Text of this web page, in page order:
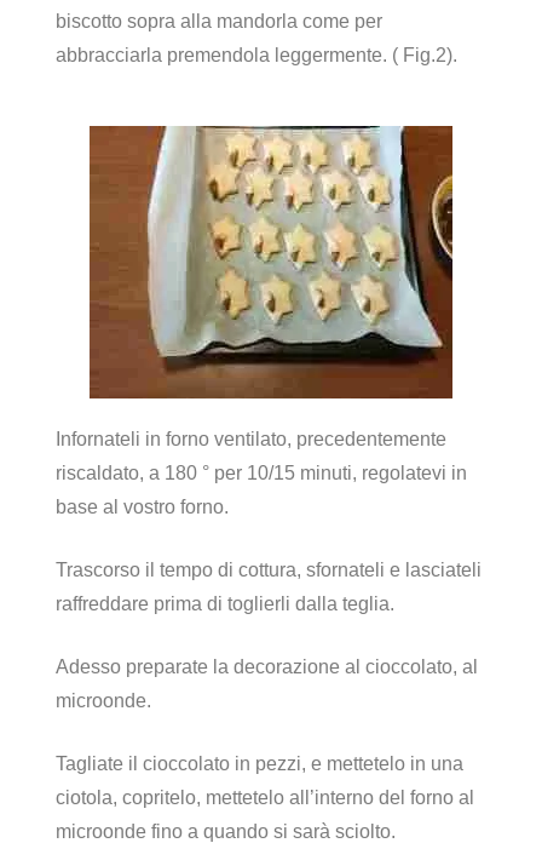
biscotto sopra alla mandorla come per
abbracciarla premendola leggermente. ( Fig.2).
Infornateli in forno ventilato, precedentemente
riscaldato, a 180 ° per 10/15 minuti, regolatevi in
base al vostro forno.
Trascorso il tempo di cottura, sfornateli e lasciateli
raffreddare prima di toglierli dalla teglia.
Adesso preparate la decorazione al cioccolato, al
microonde.
Tagliate il cioccolato in pezzi, e mettetelo in una
ciotola, copritelo, mettetelo all’interno del forno al
microonde fino a quando si sarà sciolto.